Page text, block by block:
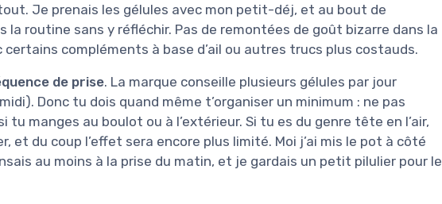
tout. Je prenais les gélules avec mon petit-déj, et au bout de
la routine sans y réfléchir. Pas de remontées de goût bizarre dans la
compléments à base d’ail ou autres trucs plus costauds.
de prise. La marque conseille plusieurs gélules par jour
Donc tu dois quand même t’organiser un minimum : ne pas
tu manges au boulot ou à l’extérieur. Si tu es du genre tête en l’air,
et du coup l’effet sera encore plus limité. Moi j’ai mis le pot à côté
au moins à la prise du matin, et je gardais un petit pilulier pour le